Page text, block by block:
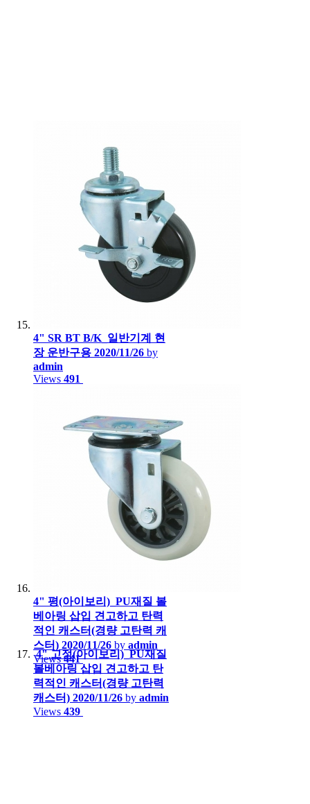
4" SR BT B/K_일반기계 현
장 운반구용 2020/11/26 by
admin
Views 491
4" 평(아이보리)_PU재질 볼
베아링 삽입 견고하고 탄력
적인 캐스터(경량 고탄력 캐
스터) 2020/11/26 by admin
Views441
4" 고정(아이보리)_PU재질
볼베아링 삽입 견고하고 탄
력적인 캐스터(경량 고탄력
캐스터) 2020/11/26 by admin
Views 439